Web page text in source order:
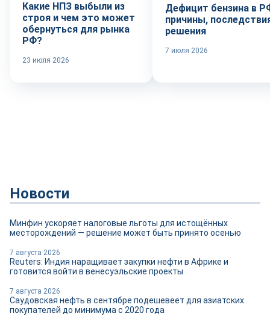
Какие НПЗ выбыли из
строя и чем это может
обернуться для рынка
РФ?
23 июля 2026
Дефицит бензина в
причины,
решения
7 июля 2026
Новости
Минфин ускоряет налоговые льготы для истощённых
месторождений — решение может быть принято осенью
7 августа 2026
Reuters: Индия наращивает закупки нефти в Африке и
готовится войти в венесуэльские проекты
7 августа 2026
Саудовская нефть в сентябре подешевеет для азиатских
покупателей до минимума с 2020 года